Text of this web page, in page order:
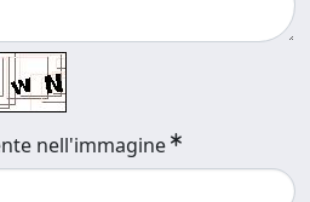
nell'immagine